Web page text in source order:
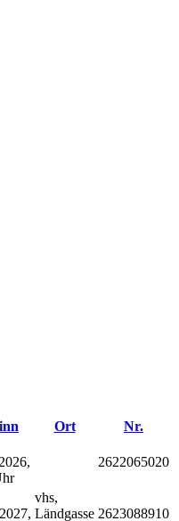
Ort Nr.
2622065020
vhs,
Ländgasse 2623088910